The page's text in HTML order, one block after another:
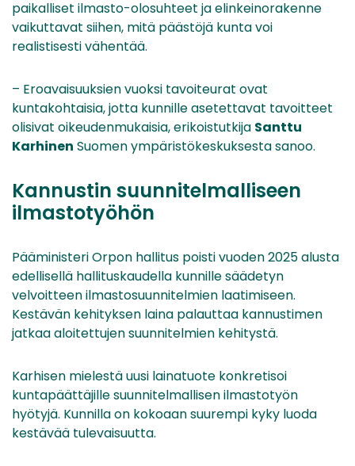
paikalliset ilmasto-olosuhteet ja elinkeinorakenne
vaikuttavat siihen, mitä päästöjä kunta voi
realistisesti vähentää.
– Eroavaisuuksien vuoksi tavoiteurat ovat
kuntakohtaisia, jotta kunnille asetettavat tavoitteet
olisivat oikeudenmukaisia, erikoistutkija Santtu
Karhinen Suomen ympäristökeskuksesta sanoo.
Kannustin suunnitelmalliseen
ilmastotyöhön
Pääministeri Orpon hallitus poisti vuoden 2025 alusta
edellisellä hallituskaudella kunnille säädetyn
velvoitteen ilmastosuunnitelmien laatimiseen.
Kestävän kehityksen laina palauttaa kannustimen
jatkaa aloitettujen suunnitelmien kehitystä.
Karhisen mielestä uusi lainatuote konkretisoi
kuntapäättäjille suunnitelmallisen ilmastotyön
hyötyjä. Kunnilla on kokoaan suurempi kyky luoda
kestävää tulevaisuutta.